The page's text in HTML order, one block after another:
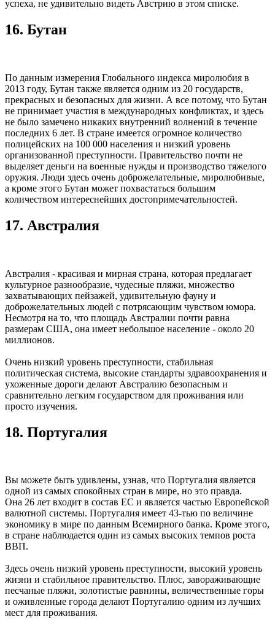
успеха, не удивительно видеть Австрию в этом списке.
16. Бутан
По данным измерения Глобального индекса миролюбия в
2013 году, Бутан также является одним из 20 государств,
прекрасных и безопасных для жизни. А все потому, что Бутан
не принимает участия в международных конфликтах, и здесь
не было замечено никаких внутренний волнений в течение
последних 6 лет. В стране имеется огромное количество
полицейских на 100 000 населения и низкий уровень
организованной преступности. Правительство почти не
выделяет деньги на военные нужды и производство тяжелого
оружия. Люди здесь очень доброжелательные, миролюбивые,
а кроме этого Бутан может похвастаться большим
количеством интереснейших достопримечательностей.
17. Австралия
Австралия - красивая и мирная страна, которая предлагает
культурное разнообразие, чудесные пляжи, множество
захватывающих пейзажей, удивительную фауну и
доброжелательных людей с потрясающим чувством юмора.
Несмотря на то, что площадь Австралии почти равна
размерам США, она имеет небольшое население - около 20
миллионов.
Очень низкий уровень преступности, стабильная
политическая система, высокие стандарты здравоохранения и
ухоженные дороги делают Австралию безопасным и
сравнительно легким государством для проживания или
просто изучения.
18. Португалия
Вы можете быть удивлены, узнав, что Португалия является
одной из самых спокойных стран в мире, но это правда.
Она 26 лет входит в состав ЕС и является частью Европейской
валютной системы. Португалия имеет 43-тью по величине
экономику в мире по данным Всемирного банка. Кроме этого,
в стране наблюдается один из самых высоких темпов роста
ВВП.
Здесь очень низкий уровень преступности, высокий уровень
жизни и стабильное правительство. Плюс, завораживающие
песчаные пляжи, золотистые равнины, величественные горы
и оживленные города делают Португалию одним из лучших
мест для проживания.